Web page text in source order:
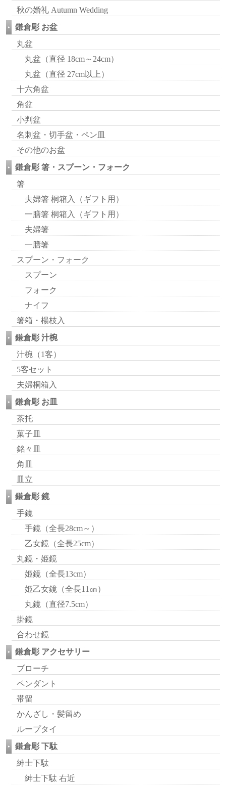
秋の婚礼 Autumn Wedding
鎌倉彫 お盆
丸盆
丸盆（直径 18cm～24cm）
丸盆（直径 27cm以上）
十六角盆
角盆
小判盆
名刺盆・切手盆・ペン皿
その他のお盆
鎌倉彫 箸・スプーン・フォーク
箸
夫婦箸 桐箱入（ギフト用）
一膳箸 桐箱入（ギフト用）
夫婦箸
一膳箸
スプーン・フォーク
スプーン
フォーク
ナイフ
箸箱・楊枝入
鎌倉彫 汁椀
汁椀（1客）
5客セット
夫婦桐箱入
鎌倉彫 お皿
茶托
菓子皿
銘々皿
角皿
皿立
鎌倉彫 鏡
手鏡
手鏡（全長28cm～）
乙女鏡（全長25cm）
丸鏡・姫鏡
姫鏡（全長13cm）
姫乙女鏡（全長11㎝）
丸鏡（直径7.5cm）
掛鏡
合わせ鏡
鎌倉彫 アクセサリー
ブローチ
ペンダント
帯留
かんざし・髪留め
ループタイ
鎌倉彫 下駄
紳士下駄
紳士下駄 右近